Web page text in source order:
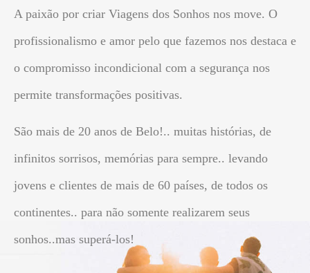
A paixão por criar Viagens dos Sonhos nos move. O
profissionalismo e amor pelo que fazemos nos destaca e
o compromisso incondicional com a segurança nos
permite transformações positivas.
São mais de 20 anos de Belo!.. muitas histórias, de
infinitos sorrisos, memórias para sempre.. levando
jovens e clientes de mais de 60 países, de todos os
continentes.. para não somente realizarem seus
sonhos..mas superá-los!